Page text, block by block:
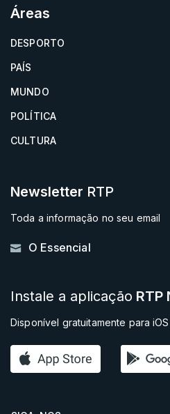
Áreas
DESPORTO
PAÍS
MUNDO
POLÍTICA
CULTURA
Newsletter RTP
Toda a informação no seu email
O Essencial
Instale a aplicação RTP
Disponível gratuitamente para